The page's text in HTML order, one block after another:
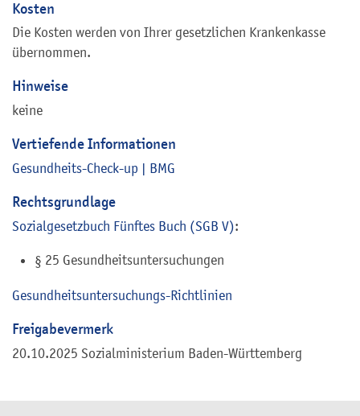
Kosten
Die Kosten werden von Ihrer gesetzlichen Krankenkasse
übernommen.
Hinweise
keine
Vertiefende Informationen
Gesundheits-Check-up | BMG
Rechtsgrundlage
Sozialgesetzbuch Fünftes Buch (SGB V):
§ 25 Gesundheitsuntersuchungen
Gesundheitsuntersuchungs-Richtlinien
Freigabevermerk
20.10.2025 Sozialministerium Baden-Württemberg